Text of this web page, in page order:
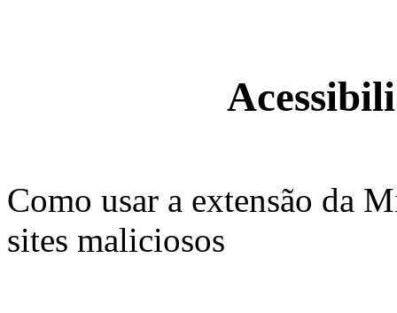
Como usar a extensão da
sites maliciosos